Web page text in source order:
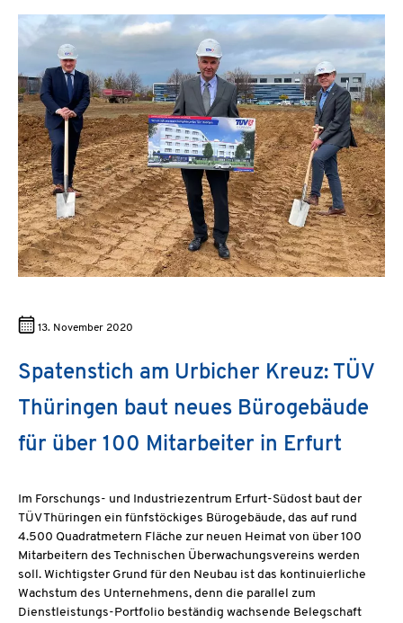
13. November 2020
Spatenstich am Urbicher Kreuz: TÜV
Thüringen baut neues Bürogebäude
für über 100 Mitarbeiter in Erfurt
Im Forschungs- und Industriezentrum Erfurt-Südost baut der
TÜV Thüringen ein fünfstöckiges Bürogebäude, das auf rund
4.500 Quadratmetern Fläche zur neuen Heimat von über 100
Mitarbeitern des Technischen Überwachungsvereins werden
soll. Wichtigster Grund für den Neubau ist das kontinuierliche
Wachstum des Unternehmens, denn die parallel zum
Dienstleistungs-Portfolio beständig wachsende Belegschaft